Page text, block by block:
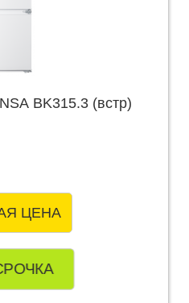
BK315.3 (встр)
ЦЕНА